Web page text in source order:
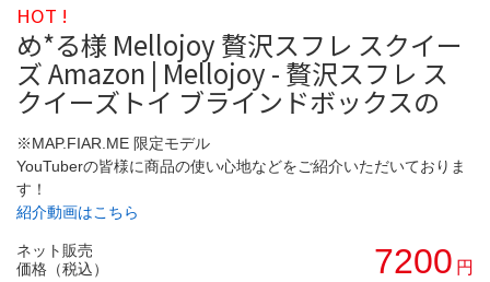
HOT !
め*る様 Mellojoy 贅沢スフレ スクイー
ズ Amazon | Mellojoy - 贅沢スフレ ス
クイーズトイ ブラインドボックスの
※MAP.FIAR.ME 限定モデル
YouTuberの皆様に商品の使い心地などをご紹介いただいておりま
す！
紹介動画はこちら
ネット販売
価格（税込）
7200 円